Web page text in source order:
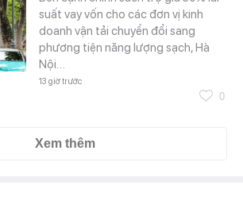
suất vay vốn cho các đơn vị kinh
doanh vận tải chuyển đổi sang
phương tiện năng lượng sạch, Hà
Nội…
13 giờ trước
0
Xem thêm